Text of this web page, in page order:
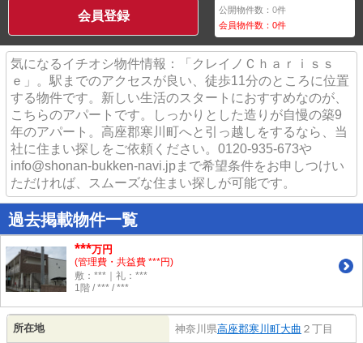
会員登録 公開物件数：0件
会員物件数：0件
気になるイチオシ物件情報：「クレイノＣｈａｒｉｓｓ
ｅ」。駅までのアクセスが良い、徒歩11分のところに位置
する物件です。新しい生活のスタートにおすすめなのが、
こちらのアパートです。しっかりとした造りが自慢の築9
年のアパート。高座郡寒川町へと引っ越しをするなら、当
社に住まい探しをご依頼ください。0120-935-673や
info@shonan-bukken-navi.jpまで希望条件をお申しつけい
ただければ、スムーズな住まい探しが可能です。
過去掲載物件一覧
***万円
(管理費・共益費 ***円)
敷：***｜礼：***
1階 / *** / ***
所在地 神奈川県高座郡寒川町大曲 ２丁目